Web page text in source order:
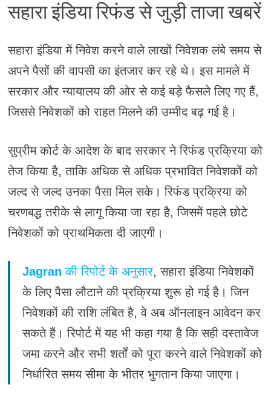
सहारा इंडिया रिफंड से जुड़ी ताजा खबरें
सहारा इंडिया में निवेश करने वाले लाखों निवेशक लंबे समय से
अपने पैसों की वापसी का इंतजार कर रहे थे। इस मामले में
सरकार और न्यायालय की ओर से कई बड़े फैसले लिए गए हैं,
जिससे निवेशकों को राहत मिलने की उम्मीद बढ़ गई है।
सुप्रीम कोर्ट के आदेश के बाद सरकार ने रिफंड प्रक्रिया को
तेज किया है, ताकि अधिक से अधिक प्रभावित निवेशकों को
जल्द से जल्द उनका पैसा मिल सके। रिफंड प्रक्रिया को
चरणबद्ध तरीके से लागू किया जा रहा है, जिसमें पहले छोटे
निवेशकों को प्राथमिकता दी जाएगी।
Jagran की रिपोर्ट के अनुसार, सहारा इंडिया निवेशकों
के लिए पैसा लौटाने की प्रक्रिया शुरू हो गई है। जिन
निवेशकों की राशि लंबित है, वे अब ऑनलाइन आवेदन कर
सकते हैं। रिपोर्ट में यह भी कहा गया है कि सही दस्तावेज
जमा करने और सभी शर्तों को पूरा करने वाले निवेशकों को
निर्धारित समय सीमा के भीतर भुगतान किया जाएगा।